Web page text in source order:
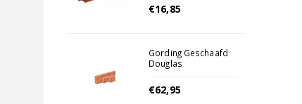
€16,85
Gording Geschaafd
Douglas
Onbehandeld
€62,95